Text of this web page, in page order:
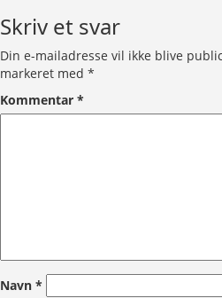
Skriv et svar
Din e-mailadresse vil ikke blive
markeret med *
Kommentar *
Navn *